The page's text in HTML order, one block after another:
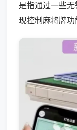
是指通过一些
现控制麻将牌功